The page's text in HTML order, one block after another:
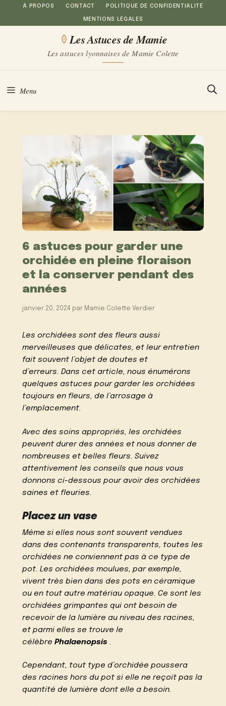
Aller
au
À PROPOS CONTACT POLITIQUE DE CONFIDENTIALITÉ
MENTIONS LÉGALES
Les Astuces de Mamie
Les astuces lyonnaises de Mamie Colette
Menu
6 astuces pour garder une
orchidée en pleine floraison
et la conserver pendant des
années
janvier 20, 2024 par Mamie Colette Verdier
Les orchidées sont des fleurs aussi
merveilleuses que délicates, et leur entretien
fait souvent l’objet de doutes et
d’erreurs. Dans cet article, nous énumérons
quelques astuces pour garder les orchidées
toujours en fleurs, de l’arrosage à
l’emplacement.
Avec des soins appropriés, les orchidées
peuvent durer des années et nous donner de
nombreuses et belles fleurs. Suivez
attentivement les conseils que nous vous
donnons ci-dessous pour avoir des orchidées
saines et fleuries.
Placez un vase
Même si elles nous sont souvent vendues
dans des contenants transparents, toutes les
orchidées ne conviennent pas à ce type de
pot. Les orchidées moulues, par exemple,
vivent très bien dans des pots en céramique
ou en tout autre matériau opaque. Ce sont les
orchidées grimpantes qui ont besoin de
recevoir de la lumière au niveau des racines,
et parmi elles se trouve le
célèbrePhalaenopsis .
Cependant, tout type d’orchidée poussera
des racines hors du pot si elle ne reçoit pas la
quantité de lumière dont elle a besoin.